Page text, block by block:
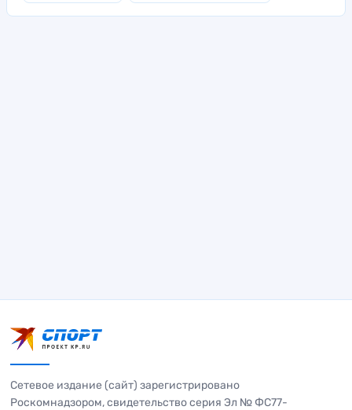
Сетевое издание (сайт) зарегистрировано
Роскомнадзором, свидетельство серия Эл № ФС77-